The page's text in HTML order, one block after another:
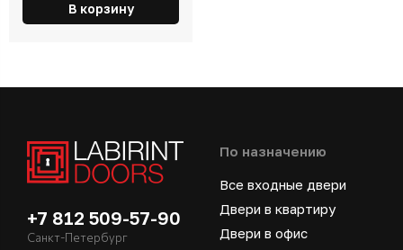
В корзину
+7 812 509-57-90
Санкт-Петербург
По назначению
Все входные двери
Двери в квартиру
Двери в офис